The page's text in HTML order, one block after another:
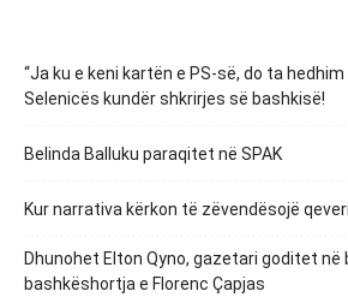
“Ja ku e keni kartën e PS-së, do ta
Selenicës kundër shkrirjes së bashkisë!
Belinda Balluku paraqitet në SPAK
Kur narrativa kërkon të zëvendësojë
Dhunohet Elton Qyno, gazetari goditet në
bashkëshortja e Florenc Çapjas